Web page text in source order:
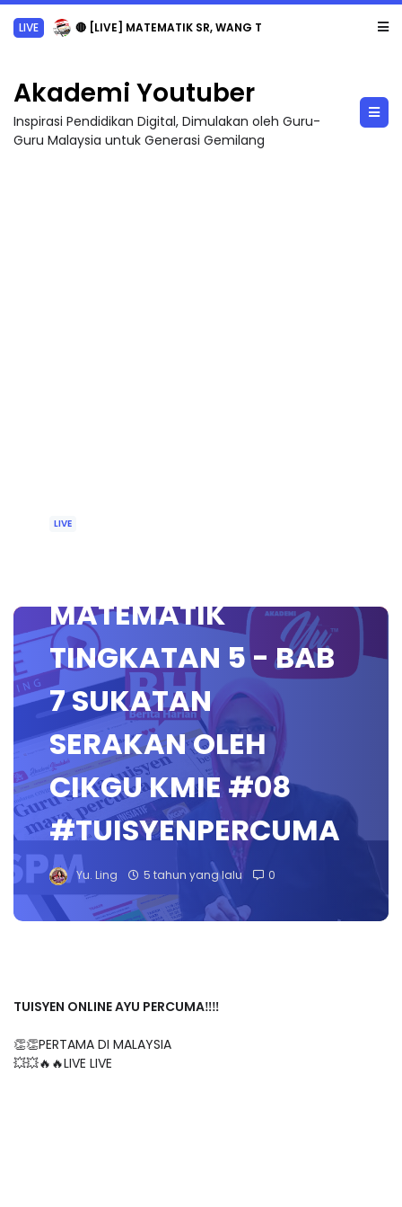
LIVE 🔴 [LIVE] MATEMATIK SR, WANG TAHUN 6 OLEH CIKGU ANITA #ALLINONE #141 #...
Akademi Youtuber
Inspirasi Pendidikan Digital, Dimulakan oleh Guru-
Guru Malaysia untuk Generasi Gemilang
LIVE
MATEMATIK
TINGKATAN 5 - BAB
7 SUKATAN
SERAKAN OLEH
CIKGU KMIE #08
#TUISYENPERCUMA
Yu. Ling 5 tahun yang lalu 0
TUISYEN ONLINE AYU PERCUMA‼️‼️
👏👏PERTAMA DI MALAYSIA
💥💥🔥🔥LIVE LIVE